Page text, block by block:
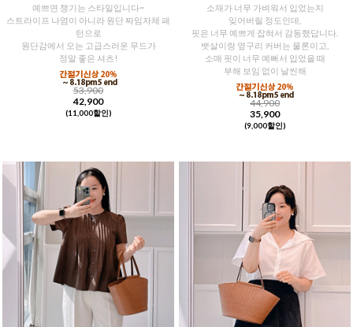
예쁘면 챙기는 스타일입니다~
스트라이프 나염이 아니라 원단 짜임자체 패
턴으로
원단감에서 오는 고급스러운 무드가
정말 좋은 셔츠!
53,900
42,900
(11,000할인)
소재가 너무 가벼워서 입었는지
잊어버릴 정도인데,
핏은 너무 예쁘게 잡혀서 감동했답니다.
뱃살이랑 옆구리 커버는 물론이고,
소매 핏이 너무 예뻐서 입었을 때
부해 보임 없이 날씬해
44,900
35,900
(9,000할인)